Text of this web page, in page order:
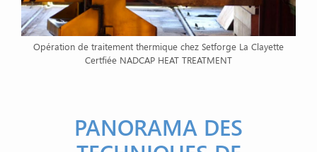
Opération de traitement thermique chez Setforge La Clayette
Certfiée NADCAP HEAT TREATMENT
PANORAMA DES